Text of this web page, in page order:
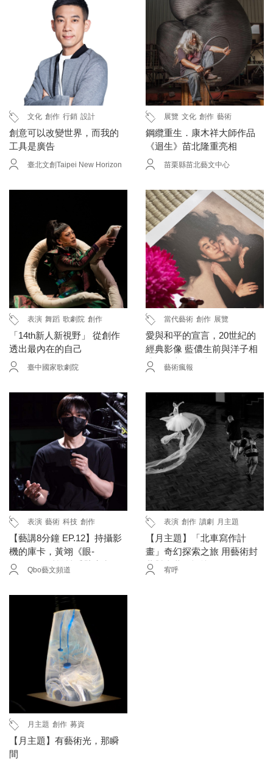
文化 創作 行銷 設計
創意可以改變世界，而我的
工具是廣告
臺北文創Taipei New Horizon
展覽 文化 創作 藝術
鋼纜重生．康木祥大師作品
《迴生》苗北隆重亮相
苗栗縣苗北藝文中心
表演 舞蹈 歌劇院 創作
「14th新人新視野」 從創作
透出最內在的自己
臺中國家歌劇院
當代藝術 創作 展覽
愛與和平的宣言，20世紀的
經典影像 藍儂生前與洋子相
擁最後入鏡照片原作將在
《創當代論壇》快閃展台南
藝術瘋報
表演 藝術 科技 創作
【藝講8分鐘 EP.12】持攝影
機的庫卡，黃翊《眼-
Glance》以機械手臂庫卡的
「眼睛」，捕抓如夢境般漂
Qbo藝文頻道
表演 創作 讀劇 月主題
【月主題】「北車寫作計
畫」奇幻探索之旅 用藝術封
藏對臺北的記憶
宥呼
月主題 創作 募資
【月主題】有藝術光，那瞬
間